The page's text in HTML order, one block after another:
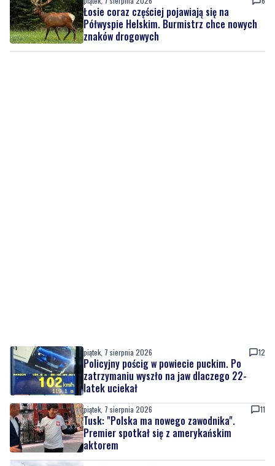
Łosie coraz częściej pojawiają się na
Półwyspie Helskim. Burmistrz chce nowych
znaków drogowych
piątek, 7 sierpnia 2026 12
Policyjny pościg w powiecie puckim. Po
zatrzymaniu wyszło na jaw dlaczego 22-
latek uciekał
piątek, 7 sierpnia 2026 11
Tusk: "Polska ma nowego zawodnika".
Premier spotkał się z amerykańskim
aktorem